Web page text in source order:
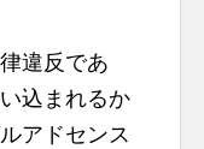
違反であ
込まれるか
アドセンス